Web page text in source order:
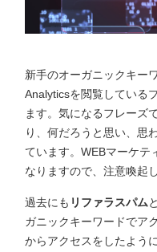
新手のオーガニックキー
Analyticsを閲覧している
ます。気になるフレーズ
り、何だろうと思い、思
ています。WEBマーケテ
なりますので、注意喚起
過去にも リファラスパム
ガニックキーワードでア
からアクセスをしたよう